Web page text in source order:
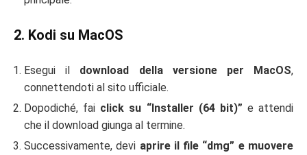
2. Kodi su MacOS
Esegui il download della versione per MacOS,
connettendoti al sito ufficiale.
Dopodiché, fai click su “Installer (64 bit)” e attendi
che il download giunga al termine.
Successivamente, devi aprire il file “dmg” e muovere